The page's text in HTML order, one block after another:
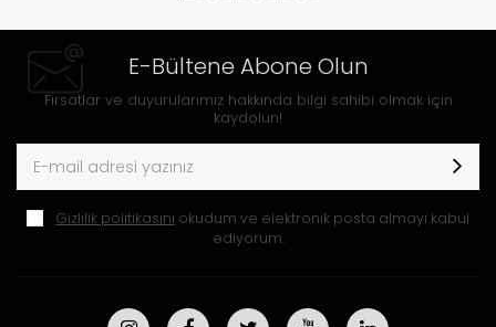
E-Bültene Abone Olun
Fırsatlar ve duyurularımız hakkında bilgi sahibi olmak için
kaydolun!
Gizlilik politikasını okudum ve elektronik posta almayı kabul
ediyorum.